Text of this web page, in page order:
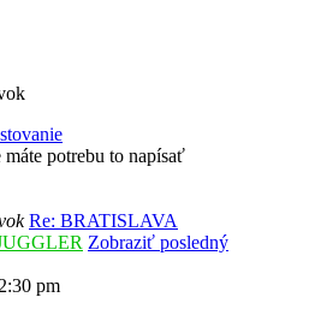
potrebu to napísať
Re: BRATISLAVA
Zobraziť posledný
pm